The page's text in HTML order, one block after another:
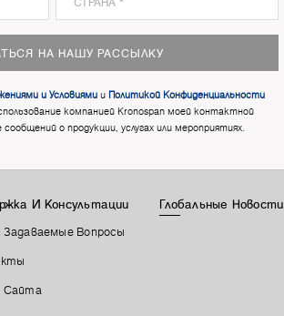
НА НАШУ РАССЫЛКУ
и Условиямии Политикой Конфиденциальности
компанией Kronospan моей контактной
о продукции, услугах или мероприятиях.
И Консультации
Вопросы
Сайта
Глобальные Новости